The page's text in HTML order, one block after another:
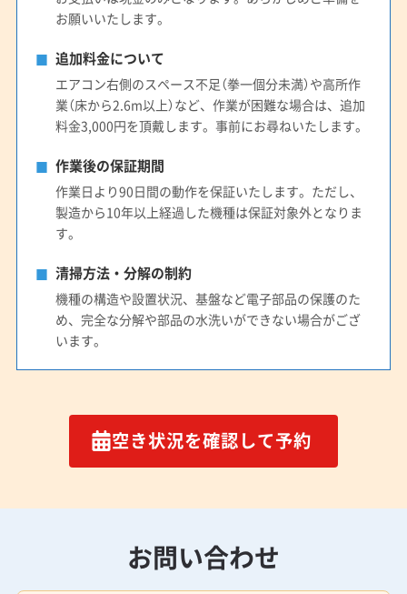
お願いいたします。
追加料金について
エアコン右側のスペース不足（拳一個分未満）や高所作
業（床から2.6m以上）など、作業が困難な場合は、追加
料金3,000円を頂戴します。事前にお尋ねいたします。
作業後の保証期間
作業日より90日間の動作を保証いたします。ただし、
製造から10年以上経過した機種は保証対象外となりま
す。
清掃方法・分解の制約
機種の構造や設置状況、基盤など電子部品の保護のた
め、完全な分解や部品の水洗いができない場合がござ
います。
空き状況を確認して予約
お問い合わせ